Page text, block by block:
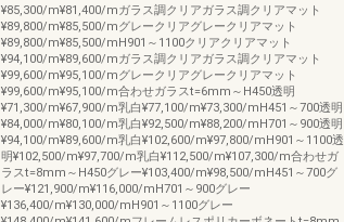
¥85,300/m¥81,400/mガラス調クリアガラス調クリアマット
¥89,800/m¥85,500/mグレークリアグレークリアマット
¥89,800/m¥85,500/mH901～1100クリアクリアマット
¥94,100/m¥89,600/mガラス調クリアガラス調クリアマット
¥99,600/m¥95,100/mグレークリアグレークリアマット
¥99,600/m¥95,100/m合わせガラスt=6mm～H450透明
¥71,300/m¥67,900/m乳白¥77,100/m¥73,300/mH451～700透明
¥84,000/m¥80,100/m乳白¥92,500/m¥88,200/mH701～900透明
¥94,100/m¥89,600/m乳白¥102,600/m¥97,800/mH901～1100透
明¥102,500/m¥97,700/m乳白¥112,500/m¥107,300/m合わせガ
ラスt=8mm～H450グレー¥103,400/m¥98,500/mH451～700グ
レー¥121,900/m¥116,000/mH701～900グレー
¥136,400/m¥130,000/mH901～1100グレー